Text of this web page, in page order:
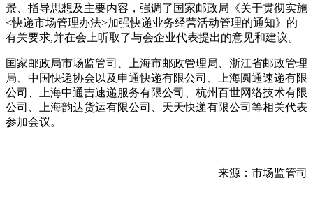
景、指导思想及主要内容，强调了国家邮政局《关于贯彻实施
<快递市场管理办法>加强快递业务经营活动管理的通知》的
有关要求,并在会上听取了与会企业代表提出的意见和建议。
国家邮政局市场监管司、上海市邮政管理局、浙江省邮政管理
局、中国快递协会以及申通快递有限公司、上海圆通速递有限
公司、上海中通吉速递服务有限公司、杭州百世网络技术有限
公司、上海韵达货运有限公司、天天快递有限公司等相关代表
参加会议。
来源：市场监管司